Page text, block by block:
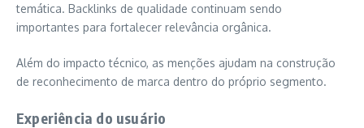
temática. Backlinks de qualidade continuam sendo
importantes para fortalecer relevância orgânica.
Além do impacto técnico, as menções ajudam na construção
de reconhecimento de marca dentro do próprio segmento.
Experiência do usuário